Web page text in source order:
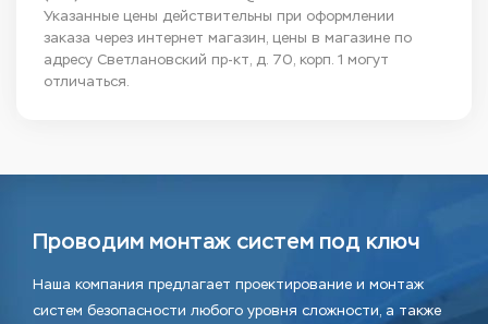
Указанные цены действительны при оформлении
заказа через интернет магазин, цены в магазине по
адресу Светлановский пр-кт, д. 70, корп. 1 могут
отличаться.
Проводим монтаж систем под ключ
Наша компания предлагает проектирование и монтаж
систем безопасности любого уровня сложности, а также